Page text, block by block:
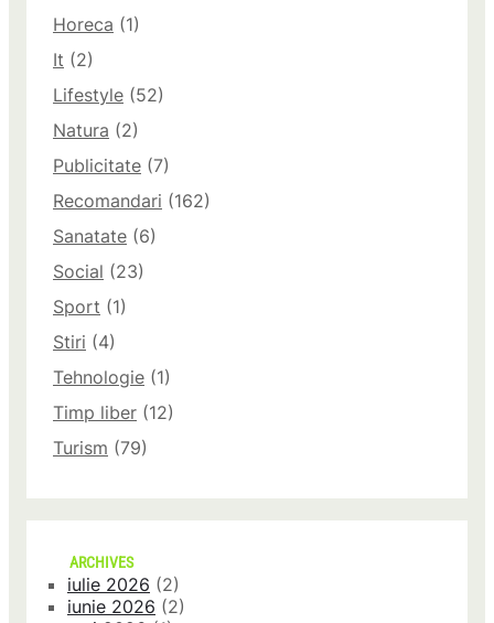
Horeca (1)
It (2)
Lifestyle (52)
Natura (2)
Publicitate (7)
Recomandari (162)
Sanatate (6)
Social (23)
Sport (1)
Stiri (4)
Tehnologie (1)
Timp liber (12)
Turism (79)
ARCHIVES
iulie 2026 (2)
iunie 2026 (2)